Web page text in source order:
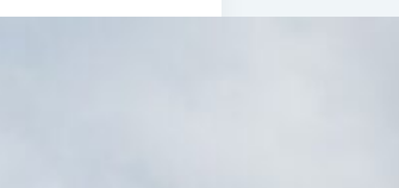
HIV/AIDS